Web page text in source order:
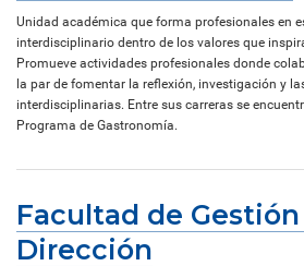
Unidad académica que forma profesionales en
interdisciplinario dentro de los valores que
Promueve actividades profesionales donde
la par de fomentar la reflexión, investigación y
interdisciplinarias. Entre sus carreras se
Programa de Gastronomía.
Facultad de
Dirección